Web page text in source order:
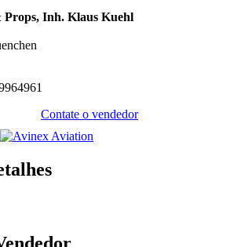
Inh. Klaus Kuehl
Contate o vendedor